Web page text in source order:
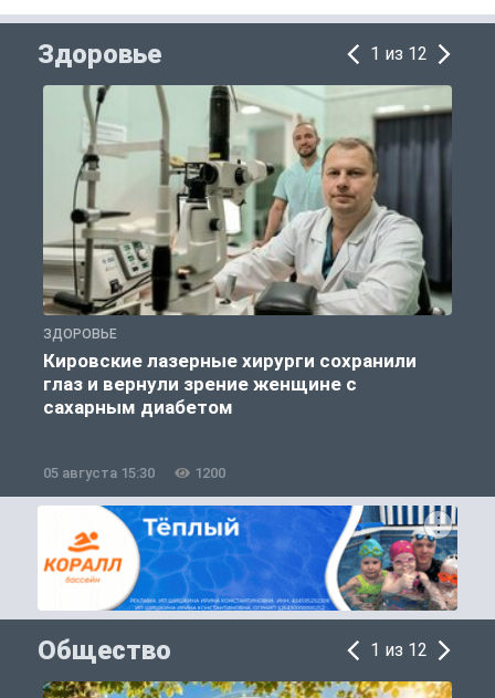
Здоровье 1 из 12
ЗДОРОВЬЕ
Кировские лазерные хирурги сохранили
глаз и вернули зрение женщине с
сахарным диабетом
05 августа 15:30 1200
Общество 1 из 12